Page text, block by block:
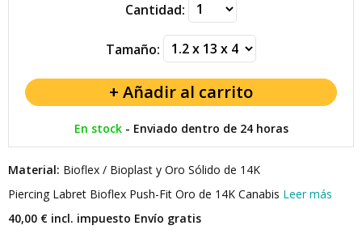
Cantidad:
Tamaño:
En stock- Enviado dentro de 24 horas
Material: Bioflex / Bioplast y Oro Sólido de 14K
Piercing Labret Bioflex Push-Fit Oro de 14K Canabis Leer más
40,00 € incl. impuesto Envío gratis